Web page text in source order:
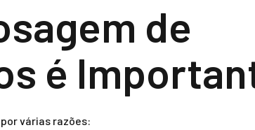
de
é
várias razões: